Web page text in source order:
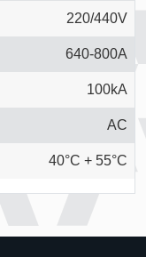
220/440V
640-800A
100kA
AC
40°C + 55°C